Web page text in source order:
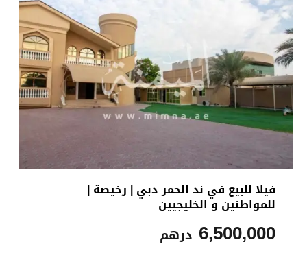
فيلا للبيع في ند الحمر دبي | رخيصة |
للمواطنين و الخليجيين
6,500,000 درهم